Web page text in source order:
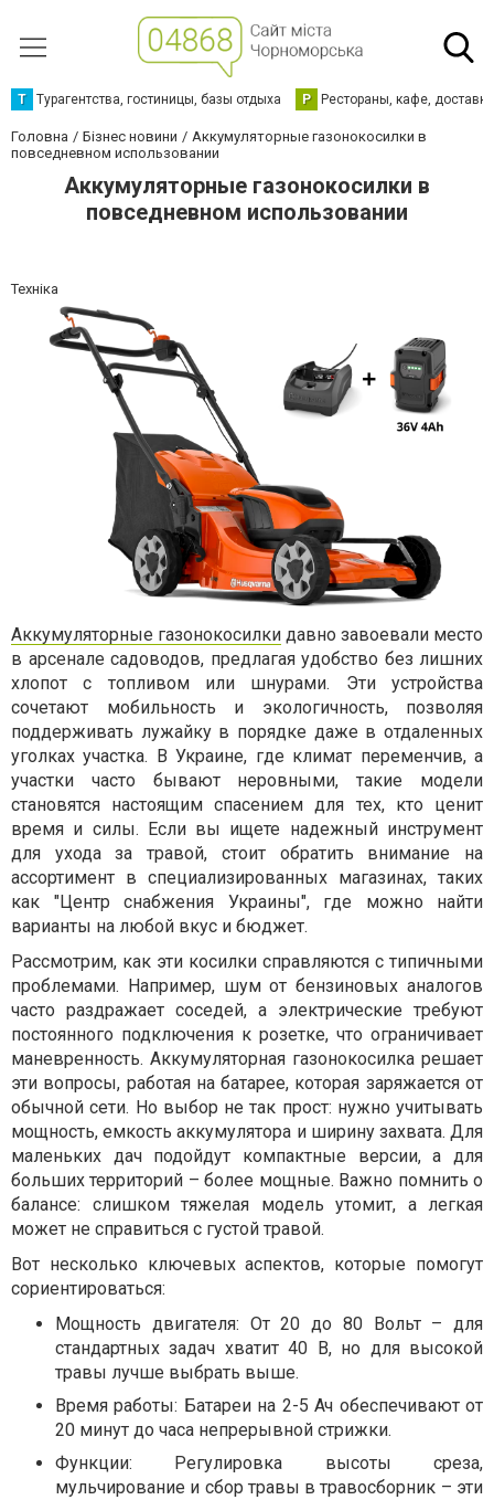
Т Турагентства, гостиницы, базы отдыха Р Рестораны, кафе,
Головна Бізнес новини
Аккумуляторные газонокосилки в
повседневном использовании
Аккумуляторные газонокосилки в
повседневном использовании
Техніка
Аккумуляторные газонокосилки давно завоевали место
в арсенале садоводов, предлагая удобство без лишних
хлопот с топливом или шнурами. Эти устройства
сочетают мобильность и экологичность, позволяя
поддерживать лужайку в порядке даже в отдаленных
уголках участка. В Украине, где климат переменчив, а
участки часто бывают неровными, такие модели
становятся настоящим спасением для тех, кто ценит
время и силы. Если вы ищете надежный инструмент
для ухода за травой, стоит обратить внимание на
ассортимент в специализированных магазинах, таких
как "Центр снабжения Украины", где можно найти
варианты на любой вкус и бюджет.
Рассмотрим, как эти косилки справляются с типичными
проблемами. Например, шум от бензиновых аналогов
часто раздражает соседей, а электрические требуют
постоянного подключения к розетке, что ограничивает
маневренность. Аккумуляторная газонокосилка решает
эти вопросы, работая на батарее, которая заряжается от
обычной сети. Но выбор не так прост: нужно учитывать
мощность, емкость аккумулятора и ширину захвата. Для
маленьких дач подойдут компактные версии, а для
больших территорий – более мощные. Важно помнить о
балансе: слишком тяжелая модель утомит, а легкая
может не справиться с густой травой.
Вот несколько ключевых аспектов, которые помогут
сориентироваться:
Мощность двигателя: От 20 до 80 Вольт – для
стандартных задач хватит 40 В, но для высокой
травы лучше выбрать выше.
Время работы: Батареи на 2-5 Ач обеспечивают от
20 минут до часа непрерывной стрижки.
Функции: Регулировка высоты среза,
мульчирование и сбор травы в травосборник – эти